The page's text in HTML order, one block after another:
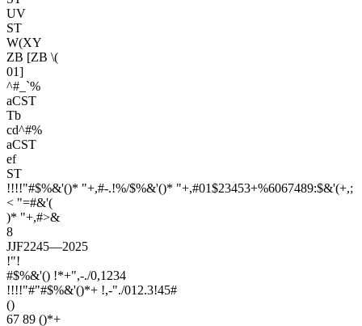
UV
ST
W(XY
ZB [ZB \(
01]
^#_`%
aCST
Tb
cd^#%
aCST
ef
ST
!!!!"#$%&'()* "+,#-.!%/$%&'()* "+,#01$23453+%6067489:$&'(+,;
< "=#&'(
)* "+,#>&
8
JJF2245—2025
!"!
#$%&'() !*+",-./0,1234
!!!!"#"#$%&'()*+ !,-"./012.3!45#
()
67 89 ()*+